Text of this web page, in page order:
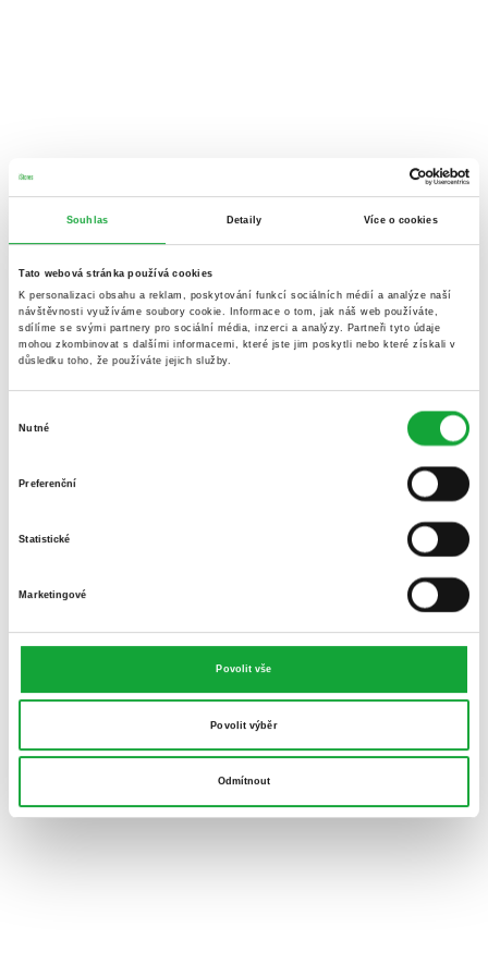
Souhlas Detaily Více o cookies
Tato webová stránka používá cookies
K personalizaci obsahu a reklam, poskytování funkcí sociálních médií a analýze naší
návštěvnosti využíváme soubory cookie. Informace o tom, jak náš web používáte,
sdílíme se svými partnery pro sociální média, inzerci a analýzy. Partneři tyto údaje
mohou zkombinovat s dalšími informacemi, které jste jim poskytli nebo které získali v
důsledku toho, že používáte jejich služby.
Nutné
Preferenční
Statistické
Marketingové
Povolit vše
Povolit výběr
Odmítnout